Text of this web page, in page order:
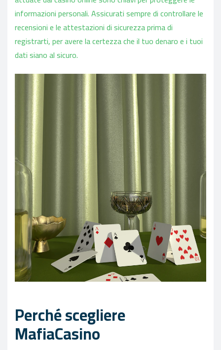
informazioni personali. Assicurati sempre di controllare le
recensioni e le attestazioni di sicurezza prima di
registrarti, per avere la certezza che il tuo denaro e i tuoi
dati siano al sicuro.
Perché scegliere
MafiaCasino